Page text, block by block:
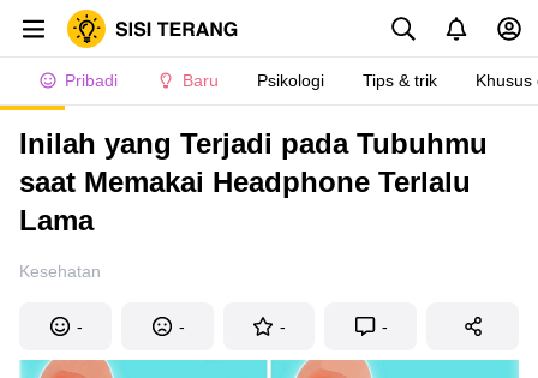
Pribadi Baru Psikologi Tips & trik Khusus
Inilah yang Terjadi pada Tubuhmu
saat Memakai Headphone Terlalu
Lama
Kesehatan
- - - -